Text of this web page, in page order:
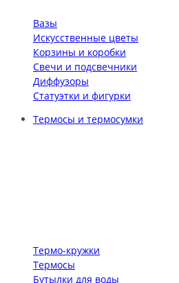
Вазы
Искусственные цветы
Корзины и коробки
Свечи и подсвечники
Диффузоры
Статуэтки и фигурки
Термосы и термосумки
Термо-кружки
Термосы
Бутылки для воды